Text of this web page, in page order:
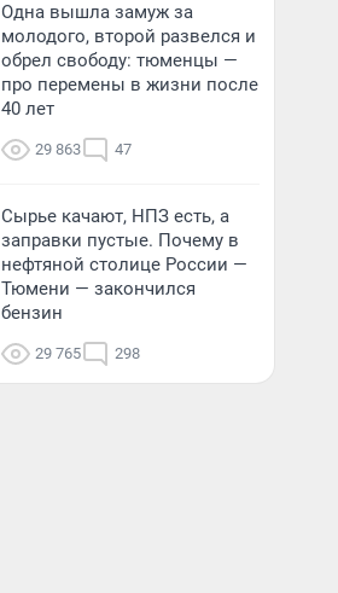
Одна вышла замуж за
молодого, второй развелся и
обрел свободу: тюменцы —
про перемены в жизни после
40 лет
29 863 47
Сырье качают, НПЗ есть, а
заправки пустые. Почему в
нефтяной столице России —
Тюмени — закончился
бензин
29 765 298